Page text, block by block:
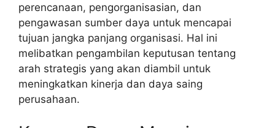
perencanaan, pengorganisasian, dan
pengawasan sumber daya untuk mencapai
tujuan jangka panjang organisasi. Hal ini
melibatkan pengambilan keputusan tentang
arah strategis yang akan diambil untuk
meningkatkan kinerja dan daya saing
perusahaan.